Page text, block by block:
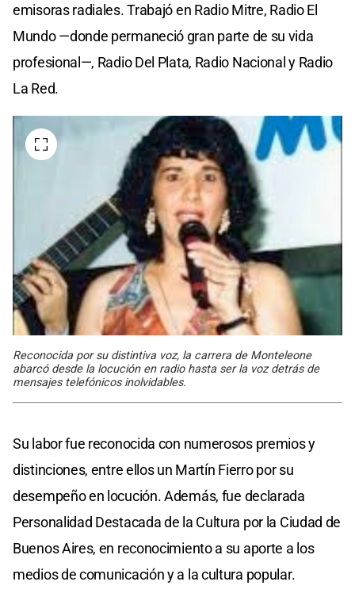
emisoras radiales. Trabajó en Radio Mitre, Radio El
Mundo —donde permaneció gran parte de su vida
profesional—, Radio Del Plata, Radio Nacional y Radio
La Red.
Reconocida por su distintiva voz, la carrera de Monteleone
abarcó desde la locución en radio hasta ser la voz detrás de
mensajes telefónicos inolvidables.
Su labor fue reconocida con numerosos premios y
distinciones, entre ellos un Martín Fierro por su
desempeño en locución. Además, fue declarada
Personalidad Destacada de la Cultura por la Ciudad de
Buenos Aires, en reconocimiento a su aporte a los
medios de comunicación y a la cultura popular.